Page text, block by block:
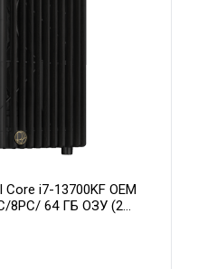
i7-13700KF OEM
8PC/ 64 ГБ ОЗУ (2
OC 16GB GDDR7